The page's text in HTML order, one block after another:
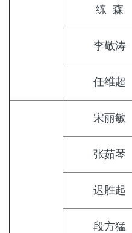
练 森
李敬涛
任维超
宋丽敏
张茹琴
迟胜起
段方猛